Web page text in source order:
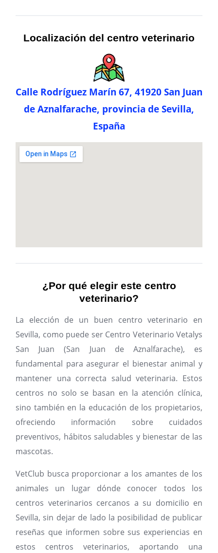
Localización del centro veterinario
Calle Rodríguez Marín 67, 41920 San Juan
de Aznalfarache, provincia de Sevilla,
España
¿Por qué elegir este centro
veterinario?
La elección de un buen centro veterinario en
Sevilla, como puede ser Centro Veterinario Vetalys
San Juan (San Juan de Aznalfarache), es
fundamental para asegurar el bienestar animal y
mantener una correcta salud veterinaria. Estos
centros no solo se basan en la atención clínica,
sino también en la educación de los propietarios,
ofreciendo información sobre cuidados
preventivos, hábitos saludables y bienestar de las
mascotas.
VetClub busca proporcionar a los amantes de los
animales un lugar dónde conocer todos los
centros veterinarios cercanos a su domicilio en
Sevilla, sin dejar de lado la posibilidad de publicar
reseñas que informen sobre sus experiencias en
estos centros veterinarios, aportando una